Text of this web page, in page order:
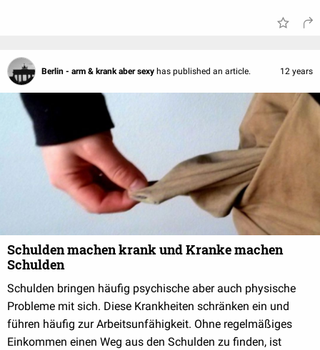
Berlin - arm & krank aber sexy has published an article. 12 years
Schulden machen krank und Kranke machen
Schulden
Schulden bringen häufig psychische aber auch physische
Probleme mit sich. Diese Krankheiten schränken ein und
führen häufig zur Arbeitsunfähigkeit. Ohne regelmäßiges
Einkommen einen Weg aus den Schulden zu finden, ist